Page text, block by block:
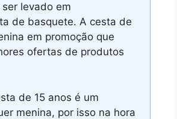
levado em
de basquete. A cesta de
em promoção que
ofertas de produtos
de 15 anos é um
menina, por isso na hora